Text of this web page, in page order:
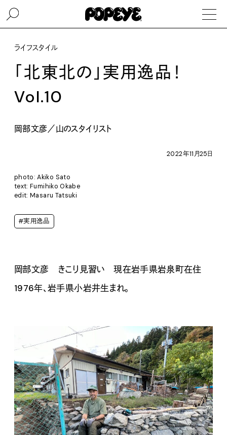
ライフスタイル
「北東北の」実用逸品！
Vol.10
岡部文彦／山のスタイリスト
2022年11月25日
photo: Akiko Sato
text: Fumihiko Okabe
edit: Masaru Tatsuki
#実用逸品
岡部文彦 きこり見習い
現在岩手県岩泉町在住
1976年、岩手県小岩井生まれ。